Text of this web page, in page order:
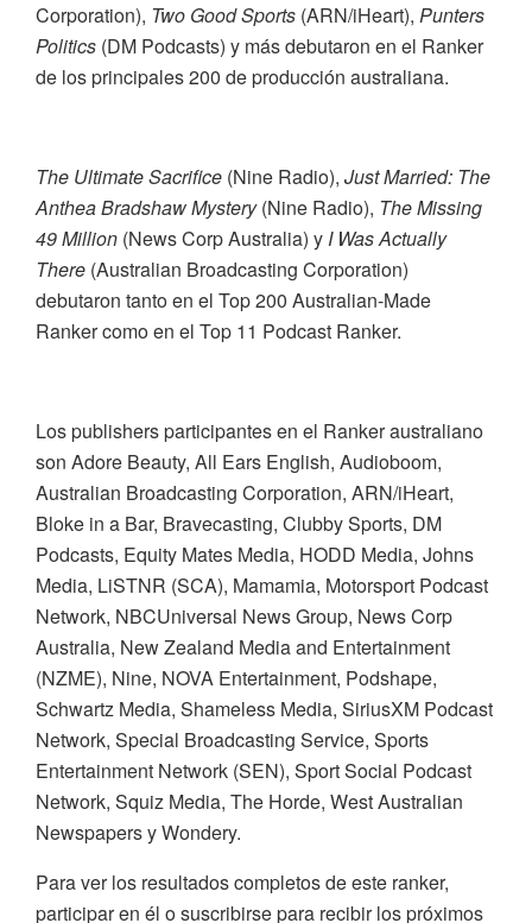
Corporation), Two Good Sports (ARN/iHeart), Punters
Politics (DM Podcasts) y másdebutaron en el Ranker
de los principales 200 de producción australiana.
The Ultimate Sacrifice (Nine Radio), Just Married: The
Anthea Bradshaw Mystery(Nine Radio), The Missing
49 Million (News Corp Australia) y I Was Actually
There (Australian Broadcasting Corporation)
debutaron tanto en el Top 200 Australian-Made
Ranker como en el Top 11 Podcast Ranker.
Los publishers participantes en el Ranker australiano
son Adore Beauty, All Ears English, Audioboom,
Australian Broadcasting Corporation, ARN/iHeart,
Bloke in a Bar, Bravecasting, Clubby Sports, DM
Podcasts, Equity Mates Media, HODD Media, Johns
Media, LiSTNR (SCA), Mamamia, Motorsport Podcast
Network, NBCUniversal News Group, News Corp
Australia, New Zealand Media and Entertainment
(NZME), Nine, NOVA Entertainment, Podshape,
Schwartz Media, Shameless Media, SiriusXM Podcast
Network, Special Broadcasting Service, Sports
Entertainment Network (SEN), Sport Social Podcast
Network, Squiz Media, The Horde, West Australian
Newspapers yWondery.
Para ver los resultados completos de este ranker,
participar en él o suscribirse para recibirlos próximos